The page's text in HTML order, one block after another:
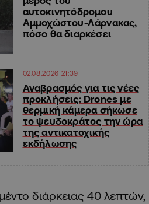
αυτοκινητόδρομου
Αμμοχώστου-Λάρνακας,
πόσο θα διαρκέσει
02.08.2026 21:39
Αναβρασμός για τις νέες
προκλήσεις: Drones με
θερμική κάμερα σήκωσε
το ψευδοκράτος την ώρα
της αντικατοχικής
εκδήλωσης
διάρκειας 40 λεπτών,